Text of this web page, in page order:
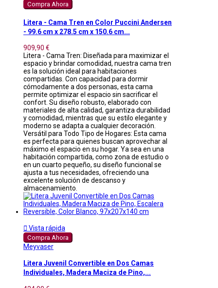
Compra Ahora
Litera - Cama Tren en Color Puccini Andersen
- 99.6 cm x 278.5 cm x 150.6 cm...
909,90 €
Litera - Cama Tren: Diseñada para maximizar el
espacio y brindar comodidad, nuestra cama tren
es la solución ideal para habitaciones
compartidas. Con capacidad para dormir
cómodamente a dos personas, esta cama
permite optimizar el espacio sin sacrificar el
confort. Su diseño robusto, elaborado con
materiales de alta calidad, garantiza durabilidad
y comodidad, mientras que su estilo elegante y
moderno se adapta a cualquier decoración.
Versátil para Todo Tipo de Hogares: Esta cama
es perfecta para quienes buscan aprovechar al
máximo el espacio en su hogar. Ya sea en una
habitación compartida, como zona de estudio o
en un cuarto pequeño, su diseño funcional se
ajusta a tus necesidades, ofreciendo una
excelente solución de descanso y
almacenamiento.
 Vista rápida
Compra Ahora
Meyvaser
Litera Juvenil Convertible en Dos Camas
Individuales, Madera Maciza de Pino,...